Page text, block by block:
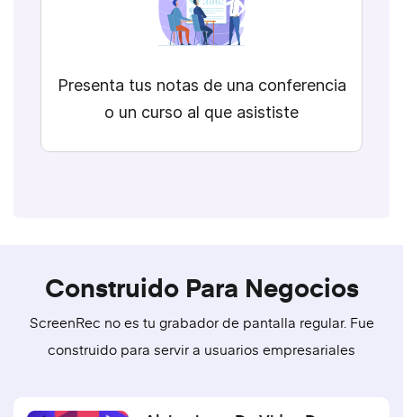
Presenta tus notas de una conferencia
o un curso al que asististe
Construido Para Negocios
ScreenRec no es tu grabador de pantalla regular. Fue
construido para servir a usuarios empresariales